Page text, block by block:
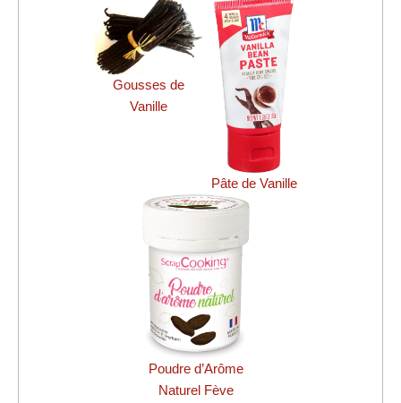
Gousses de
Vanille
Pâte de Vanille
Poudre d’Arôme
Naturel Fève